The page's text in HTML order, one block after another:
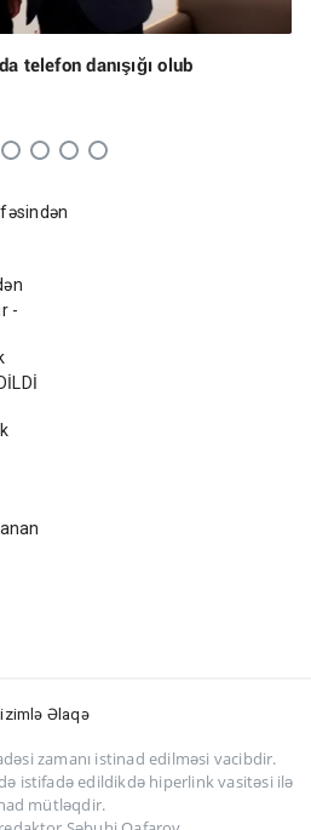
telefon danışığı olub
-
Əlaqə
zamanı istinad edilməsi vacibdir.
istifadə edildikdə hiperlink vasitəsi ilə
mütləqdir.